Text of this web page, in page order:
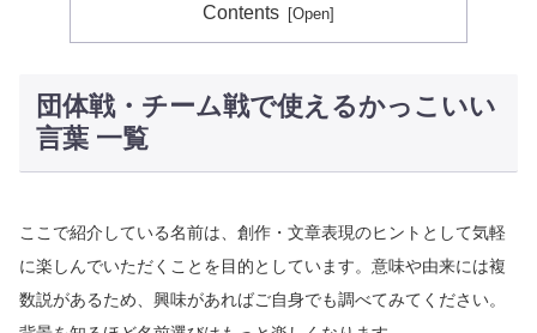
Contents
団体戦・チーム戦で使えるかっこいい
言葉 一覧
ここで紹介している名前は、創作・文章表現のヒントとして気軽
に楽しんでいただくことを目的としています。意味や由来には複
数説があるため、興味があればご自身でも調べてみてください。